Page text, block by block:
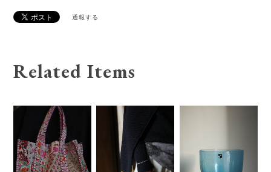
通報する
Related Items